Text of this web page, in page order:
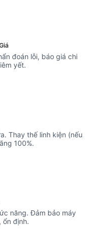
đoán lỗi, báo giá chi
yết.
Thay thế linh kiện (nếu
100%.
năng. Đảm bảo máy
ổn định.